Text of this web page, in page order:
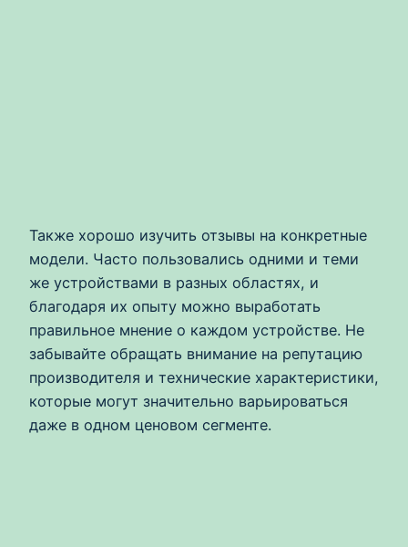
Также хорошо изучить отзывы на конкретные
модели. Часто пользовались одними и теми
же устройствами в разных областях, и
благодаря их опыту можно выработать
правильное мнение о каждом устройстве. Не
забывайте обращать внимание на репутацию
производителя и технические характеристики,
которые могут значительно варьироваться
даже в одном ценовом сегменте.